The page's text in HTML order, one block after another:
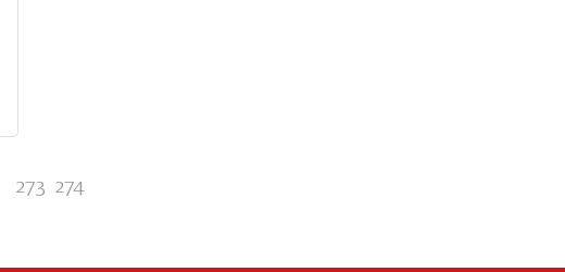
273 274